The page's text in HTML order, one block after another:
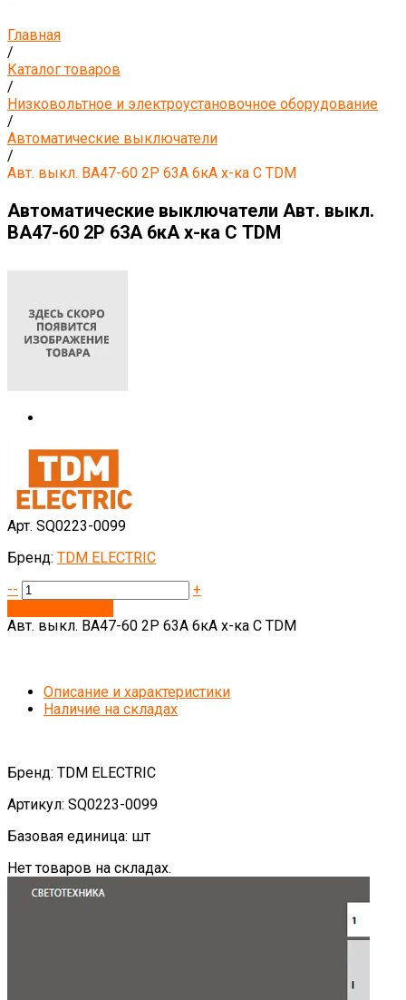
Главная
/
Каталог товаров
/
Низковольтное и электроустановочное оборудование
/
Автоматические выключатели
/
Авт. выкл. ВА47-60 2Р 63А 6кА х-ка С TDM
Автоматические выключатели Авт. выкл.
ВА47-60 2Р 63А 6кА х-ка С TDM
Арт. SQ0223-0099
Бренд: TDM ELECTRIC
--
+
Авт. выкл. ВА47-60 2Р 63А 6кА х-ка С TDM
Описание и характеристики
Наличие на складах
Бренд: TDM ELECTRIC
Артикул: SQ0223-0099
Базовая единица: шт
Нет товаров на складах.